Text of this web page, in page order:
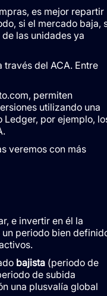
es mejor repartir
si el mercado baja,
las unidades ya
del ACA. Entre
permiten
utilizando una
por ejemplo,
veremos con más
e invertir en él la
periodo bien
bajista(periodo de
de subida
una plusvalía global